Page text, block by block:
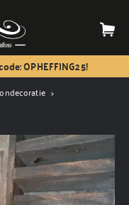
OPHEFFING25!